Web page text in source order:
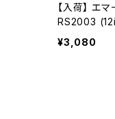
【入荷】 エ
¥3,080